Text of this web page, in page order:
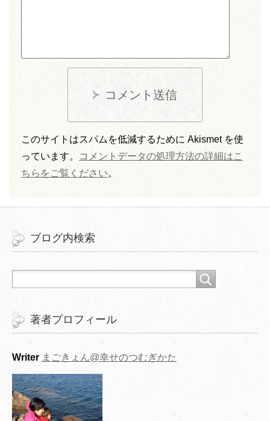
コメント送信
このサイトはスパムを低減するために Akismet を使
っています。
コメントデータの処理方法の詳細はこ
ちらをご覧ください。
ブログ内検索
著者プロフィール
Writer まごきょん@幸せのつむぎかた